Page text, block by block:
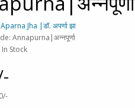
Jha |डॉ. अपर्णा झा
Annapurna|अन्नपूर्णा
Stock